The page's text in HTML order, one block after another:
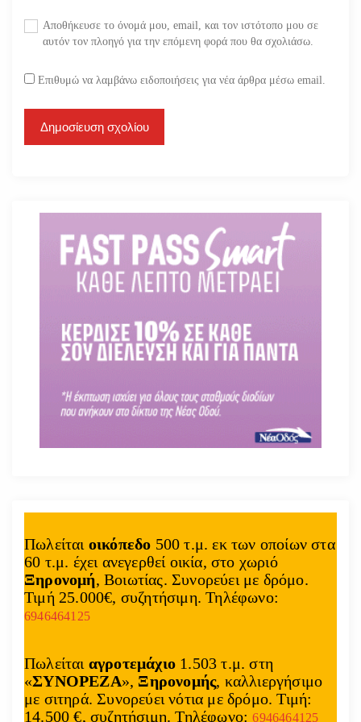
Αποθήκευσε το όνομά μου, email, και τον ιστότοπο μου σε
αυτόν τον πλοηγό για την επόμενη φορά που θα σχολιάσω.
Επιθυμώ να λαμβάνω ειδοποιήσεις για νέα άρθρα μέσω email.
Πωλείται οικόπεδο 500 τ.μ. εκ των οποίων στα
60 τ.μ. έχει ανεγερθεί οικία, στο χωριό
Ξηρονομή, Βοιωτίας. Συνορεύει με δρόμο.
Τιμή 25.000€, συζητήσιμη. Τηλέφωνο:
6946464125
Πωλείται αγροτεμάχιο 1.503 τ.μ. στη
«ΣΥΝΟΡΕΖΑ», Ξηρονομής, καλλιεργήσιμο
με σιτηρά. Συνορεύει νότια με δρόμο. Τιμή:
14.500 €, συζητήσιμη. Τηλέφωνο:6946464125